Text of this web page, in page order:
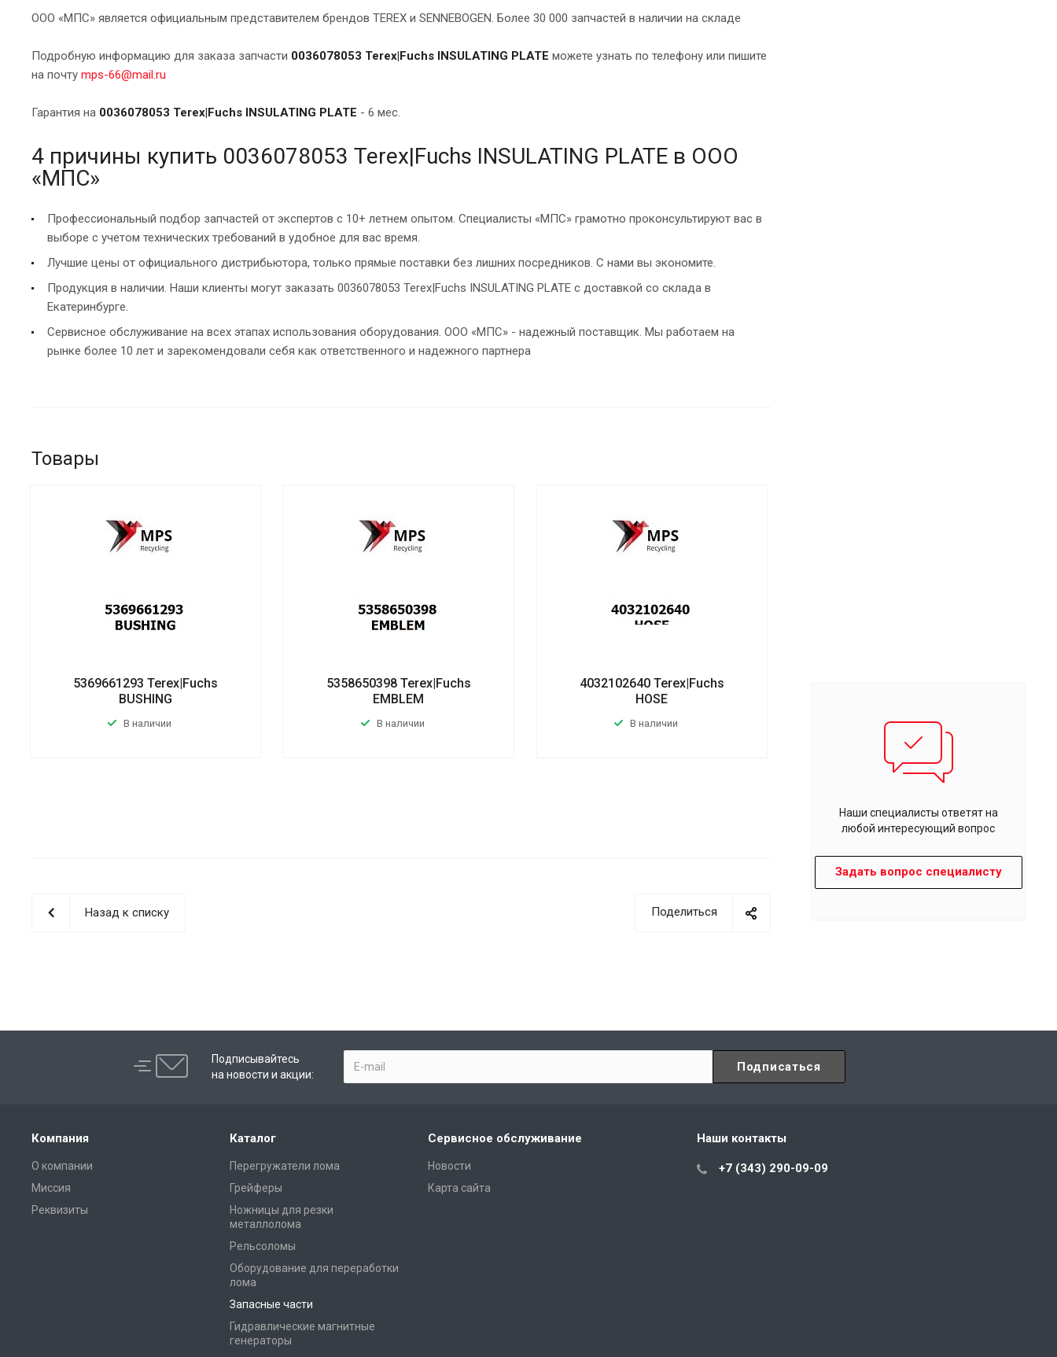
ООО «МПС» является официальным представителем брендов TEREX и SENNEBOGEN. Более 30 000 запчастей в наличии на складе
Подробную информацию для заказа запчасти 0036078053 Terex|Fuchs INSULATING PLATE можете узнать по телефону или пишите
на почту mps-66@mail.ru
Гарантия на 0036078053 Terex|Fuchs INSULATING PLATE - 6 мес.
4 причины купить 0036078053 Terex|Fuchs INSULATING PLATE в ООО
«МПС»
Профессиональный подбор запчастей от экспертов с 10+ летнем опытом. Специалисты «МПС» грамотно проконсультируют вас в
выборе с учетом технических требований в удобное для вас время.
Лучшие цены от официального дистрибьютора, только прямые поставки без лишних посредников. С нами вы экономите.
Продукция в наличии. Наши клиенты могут заказать 0036078053 Terex|Fuchs INSULATING PLATE с доставкой со склада в
Екатеринбурге.
Сервисное обслуживание на всех этапах использования оборудования. ООО «МПС» - надежный поставщик. Мы работаем на
рынке более 10 лет и зарекомендовали себя как ответственного и надежного партнера
Товары
5369661293 Terex|Fuchs
BUSHING
В наличии
5358650398 Terex|Fuchs
EMBLEM
В наличии
4032102640 Terex|Fuchs
HOSE
В наличии
Наши специалисты ответят на
любой интересующий вопрос
Задать вопрос специалисту
Поделиться
Назад к списку
Подписывайтесь
на новости и акции:
Компания
О компании
Миссия
Реквизиты
Каталог
Перегружатели лома
Грейферы
Ножницы для резки
металлолома
Рельсоломы
Оборудование для переработки
лома
Запасные части
Гидравлические магнитные
генераторы
Сервисное обслуживание
Новости
Карта сайта
Наши контакты
+7 (343) 290-09-09